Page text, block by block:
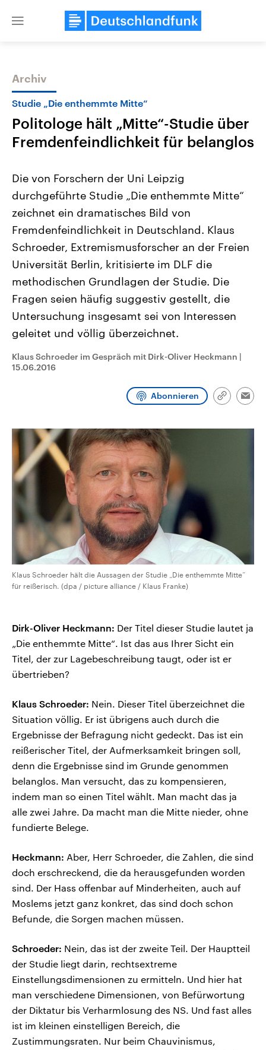
Close
Themen
Landtagswahl Sachsen-Anhalt
2026
Alle Informationen
Sachsen-Anhalt wählt am 6.
September 2026 einen neuen
Landtag. Seit 2021 wird das
Bundesland von einer Koalition aus
Umfragen, Prognosen,
Wahlprogramme, aktuelle Berichte
und Hintergründe zu den Parteien
und Kandidaten der anstehenden
Wahl.
USA
Aktuelle Beiträge,
Hintergründe
Wirtschaftlich und
gehören die Vereinigten
den mächtigsten Ländern
mit großem Einfluss auf
Sendungen Programm Podcasts
Audio-Archiv
Archiv
Studie „Die enthemmte Mitte“
Politologe hält „Mitte“-Studie über
Fremdenfeindlichkeit für belanglos
Die von Forschern der Uni Leipzig
durchgeführte Studie „Die enthemmte Mitte“
zeichnet ein dramatisches Bild von
Fremdenfeindlichkeit in Deutschland. Klaus
Schroeder, Extremismusforscher an der Freien
Universität Berlin, kritisierte im DLF die
methodischen Grundlagen der Studie. Die
Fragen seien häufig suggestiv gestellt, die
Untersuchung insgesamt sei von Interessen
geleitet und völlig überzeichnet.
Klaus Schroeder im Gespräch mit Dirk-Oliver Heckmann |
15.06.2016
Abonnieren
Link
Klaus Schroeder hält die Aussagen der Studie „Die enthemmte Mitte“
für reißerisch. (dpa / picture alliance / Klaus Franke)
Dirk-Oliver Heckmann: Der Titel dieser Studie lautet ja
„Die enthemmte Mitte“. Ist das aus Ihrer Sicht ein
Titel, der zur Lagebeschreibung taugt, oder ist er
übertrieben?
Klaus Schroeder: Nein. Dieser Titel überzeichnet die
Situation völlig. Er ist übrigens auch durch die
Ergebnisse der Befragung nicht gedeckt. Das ist ein
reißerischer Titel, der Aufmerksamkeit bringen soll,
denn die Ergebnisse sind im Grunde genommen
belanglos. Man versucht, das zu kompensieren,
indem man so einen Titel wählt. Man macht das ja
alle zwei Jahre. Da macht man die Mitte nieder, ohne
fundierte Belege.
Heckmann: Aber, Herr Schroeder, die Zahlen, die sind
doch erschreckend, die da herausgefunden worden
sind. Der Hass offenbar auf Minderheiten, auch auf
Moslems jetzt ganz konkret, das sind doch schon
Befunde, die Sorgen machen müssen.
Schroeder: Nein, das ist der zweite Teil. Der Hauptteil
der Studie liegt darin, rechtsextreme
Einstellungsdimensionen zu ermitteln. Und hier hat
man verschiedene Dimensionen, von Befürwortung
der Diktatur bis Verharmlosung des NS. Und fast alles
ist im kleinen einstelligen Bereich, die
Zustimmungsraten. Nur beim Chauvinismus,